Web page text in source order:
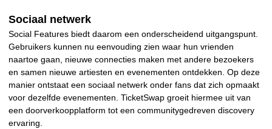
Sociaal netwerk
Social Features biedt daarom een onderscheidend uitgangspunt.
Gebruikers kunnen nu eenvouding zien waar hun vrienden
naartoe gaan, nieuwe connecties maken met andere bezoekers
en samen nieuwe artiesten en evenementen ontdekken. Op deze
manier ontstaat een sociaal netwerk onder fans dat zich opmaakt
voor dezelfde evenementen. TicketSwap groeit hiermee uit van
een doorverkoopplatform tot een communitygedreven discovery
ervaring.